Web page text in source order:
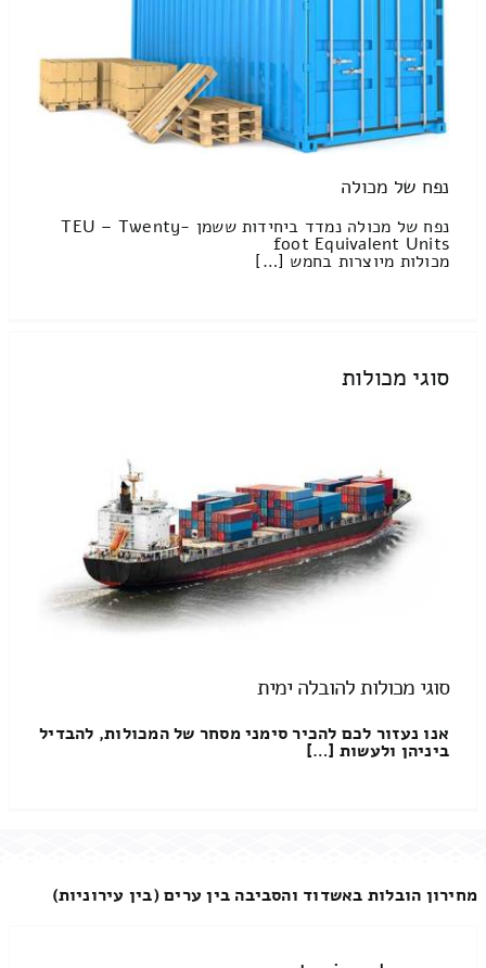
נפח של מכולה
נפח של מכולה נמדד ביחידות ששמן TEU – Twenty-
foot Equivalent Units
מכולות מיוצרות בחמש […]
סוגי מכולות
סוגי מכולות להובלה ימית
אנו נעזור לכם להכיר סימני מסחר של המכולות, להבדיל
ביניהן ולעשות […]
מחירון הובלות באשדוד והסביבה בין ערים (בין עירוניות)